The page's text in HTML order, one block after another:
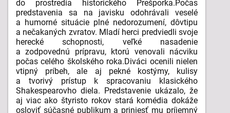
do prostredia historického Prešporka.Počas
predstavenia sa na javisku odohrávali veselé
a humorné situácie plné nedorozumení, dôvtipu
a nečakaných zvratov. Mladí herci predviedli svoje
herecké schopnosti, veľké nasadenie
a zodpovednú prípravu, ktorú venovali nácviku
počas celého školského roka.Diváci ocenili nielen
vtipný príbeh, ale aj pekné kostýmy, kulisy
a tvorivý prístup k spracovaniu klasického
Shakespearovho diela. Predstavenie ukázalo, že
aj viac ako štyristo rokov stará komédia dokáže
osloviť súčasné publikum a priniesť mu príjemný